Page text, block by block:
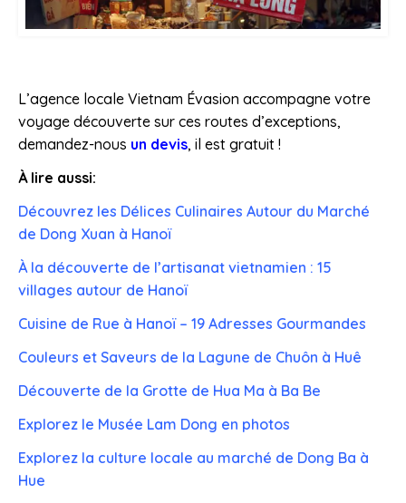
L’agence locale Vietnam Évasion accompagne votre
voyage découverte sur ces routes d’exceptions,
demandez-nous un devis, il est gratuit !
À lire aussi:
Découvrez les Délices Culinaires Autour du Marché
de Dong Xuan à Hanoï
À la découverte de l’artisanat vietnamien : 15
villages autour de Hanoï
Cuisine de Rue à Hanoï – 19 Adresses Gourmandes
Couleurs et Saveurs de la Lagune de Chuôn à Huê
Découverte de la Grotte de Hua Ma à Ba Be
Explorez le Musée Lam Dong en photos
Explorez la culture locale au marché de Dong Ba à
Hue